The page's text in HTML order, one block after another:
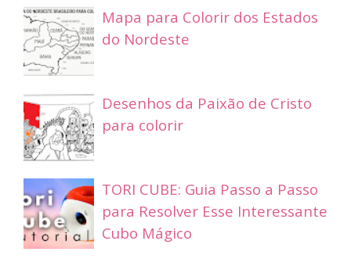
Mapa para Colorir dos Estados
do Nordeste
Desenhos da Paixão de Cristo
para colorir
TORI CUBE: Guia Passo a Passo
para Resolver Esse Interessante
Cubo Mágico